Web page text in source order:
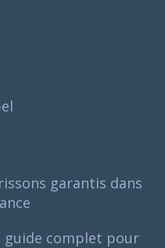
garantis dans
guide complet pour